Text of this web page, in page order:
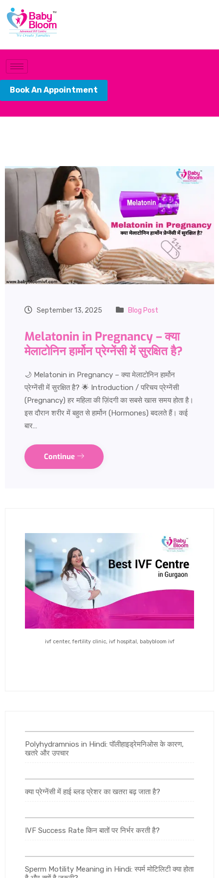
Book An Appointment
September 13, 2025 Blog Post
Melatonin in Pregnancy – क्या
मेलाटोनिन हार्मोन प्रेग्नेंसी में सुरक्षित है?
🌙 Melatonin in Pregnancy – क्या मेलाटोनिन हार्मोन
प्रेग्नेंसी में सुरक्षित है? 🌟 Introduction / परिचय प्रेग्नेंसी
(Pregnancy) हर महिला की ज़िंदगी का सबसे खास समय होता है।
इस दौरान शरीर में बहुत से हार्मोन (Hormones) बदलते हैं। कई
बार…
Continue
ivf center, fertility clinic, ivf hospital, babybloom ivf
Polyhydramnios in Hindi: पॉलीहाइड्रेमनिओस के कारण,
खतरे और उपचार
क्या प्रेग्नेंसी में हाई ब्लड प्रेशर का खतरा बढ़ जाता है?
IVF Success Rate किन बातों पर निर्भर करती है?
Sperm Motility Meaning in Hindi: स्पर्म मोटिलिटी क्या होता